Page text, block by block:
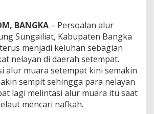
n
u
r
B
a
b
e
l
g
BANGKA – Persoalan alur
Sungailiat, Kabupaten Bangka
menjadi keluhan sebagian
nelayan di daerah setempat.
alur muara setempat kini semakin
sempit sehingga para nelayan
lagi melintasi alur muara itu saat
mencari nafkah.